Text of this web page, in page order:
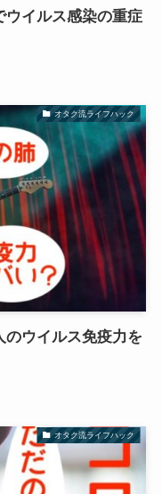
ウイルス感染の重症
オタク流ライフハック
のウイルス免疫力を
オタク流ライフハック